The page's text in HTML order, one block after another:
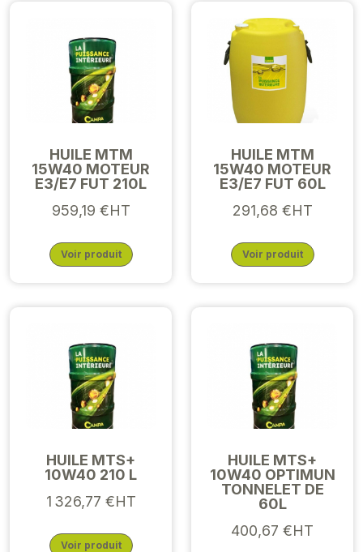
HUILE MTM
15W40 MOTEUR
E3/E7 FUT 210L
959,19 €HT
Voir produit
HUILE MTM
15W40 MOTEUR
E3/E7 FUT 60L
291,68 €HT
Voir produit
HUILE MTS+
10W40 210 L
1 326,77 €HT
Voir produit
HUILE MTS+
10W40 OPTIMUN
TONNELET DE
60L
400,67 €HT